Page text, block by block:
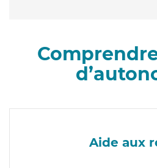
Aide aux